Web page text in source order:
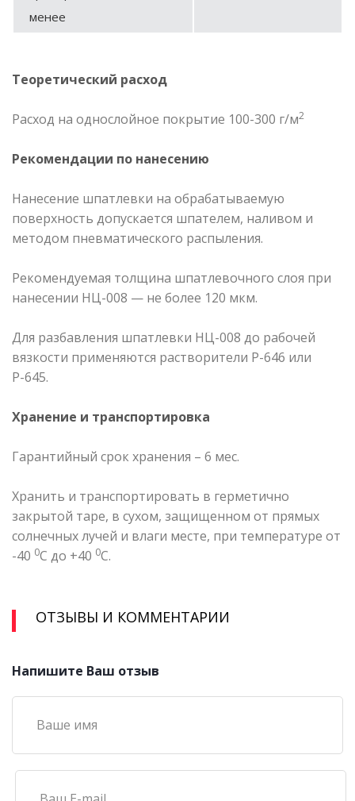
менее
Теоретический расход
Расход на однослойное покрытие 100-300 г/м2
Рекомендации по нанесению
Нанесение шпатлевки на обрабатываемую
поверхность допускается шпателем, наливом и
методом пневматического распыления.
Рекомендуемая толщина шпатлевочного слоя при
нанесении НЦ-008 — не более 120 мкм.
Для разбавления шпатлевки НЦ-008 до рабочей
вязкости применяются растворители Р-646 или
Р-645.
Хранение и транспортировка
Гарантийный срок хранения – 6 мес.
Хранить и транспортировать в герметично
закрытой таре, в сухом, защищенном от прямых
солнечных лучей и влаги месте, при температуре от
-40 0С до +40 0С.
ОТЗЫВЫ И КОММЕНТАРИИ
Напишите Ваш отзыв